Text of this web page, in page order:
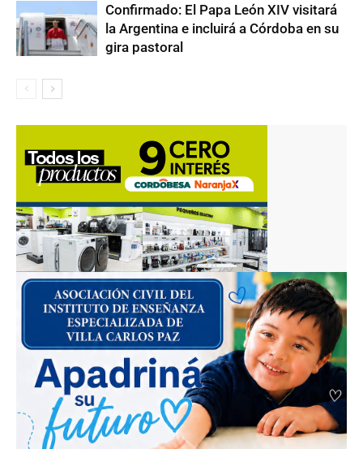
Confirmado: El Papa León XIV visitará
la Argentina e incluirá a Córdoba en su
gira pastoral